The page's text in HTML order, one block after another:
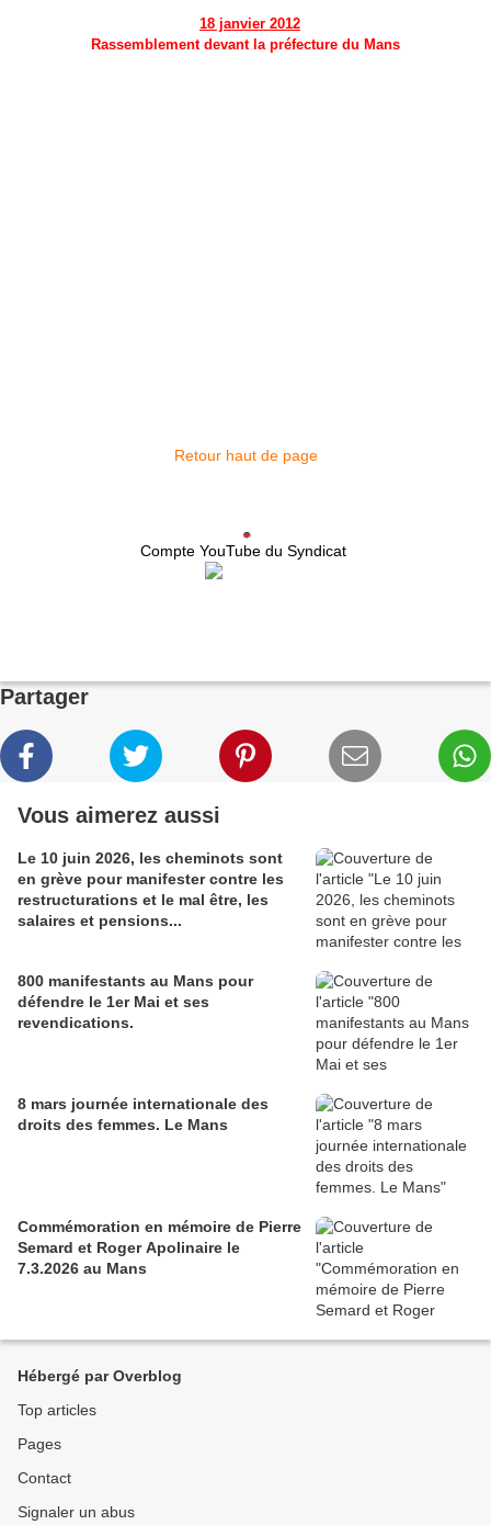
18 janvier 2012
Rassemblement devant la préfecture du Mans
Retour haut de page
Compte YouTube du Syndicat
Partager
Vous aimerez aussi
Le 10 juin 2026, les cheminots sont
en grève pour manifester contre les
restructurations et le mal être, les
salaires et pensions...
800 manifestants au Mans pour
défendre le 1er Mai et ses
revendications.
8 mars journée internationale des
droits des femmes. Le Mans
Commémoration en mémoire de Pierre
Semard et Roger Apolinaire le
7.3.2026 au Mans
Hébergé par Overblog
Top articles
Pages
Contact
Signaler un abus